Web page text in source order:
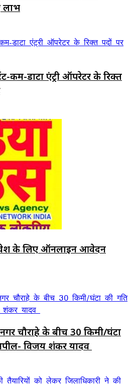
लाभ
डाटा एंट्री ऑपरेटर के रिक्त
के लिए ऑनलाइन आवेदन
चौराहे के बीच 30 किमी/घंटा
विजय शंकर यादव